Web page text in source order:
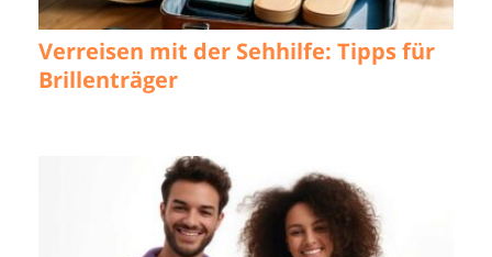
Verreisen mit der Sehhilfe: Tipps für
Brillenträger